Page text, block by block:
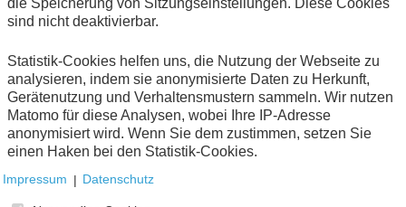
Informationswirtschaft
Publikationen
zum Verein
Keine Nachrichten verfügbar.
sind nicht deaktivierbar.
Statistik-Cookies helfen uns, die Nutzung der Webseite zu
analysieren, indem sie anonymisierte Daten zu Herkunft,
Gerätenutzung und Verhaltensmustern sammeln. Wir nutzen
Matomo für diese Analysen, wobei Ihre IP-Adresse
anonymisiert wird. Wenn Sie dem zustimmen, setzen Sie
einen Haken bei den Statistik-Cookies.
Impressum | Datenschutz